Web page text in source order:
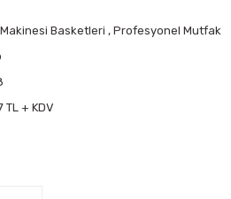
Makinesi Basketleri ,Profesyonel Mutfak
TL + KDV